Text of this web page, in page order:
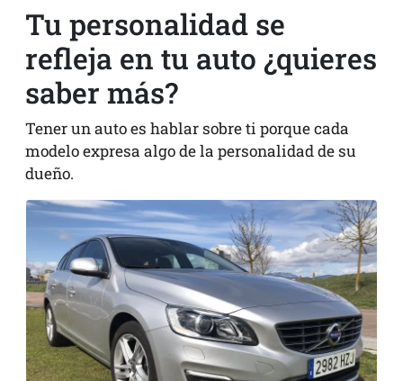
Tu personalidad se
refleja en tu auto ¿quieres
saber más?
Tener un auto es hablar sobre ti porque cada
modelo expresa algo de la personalidad de su
dueño.